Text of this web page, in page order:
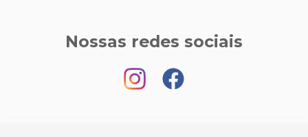
Nossas redes sociais